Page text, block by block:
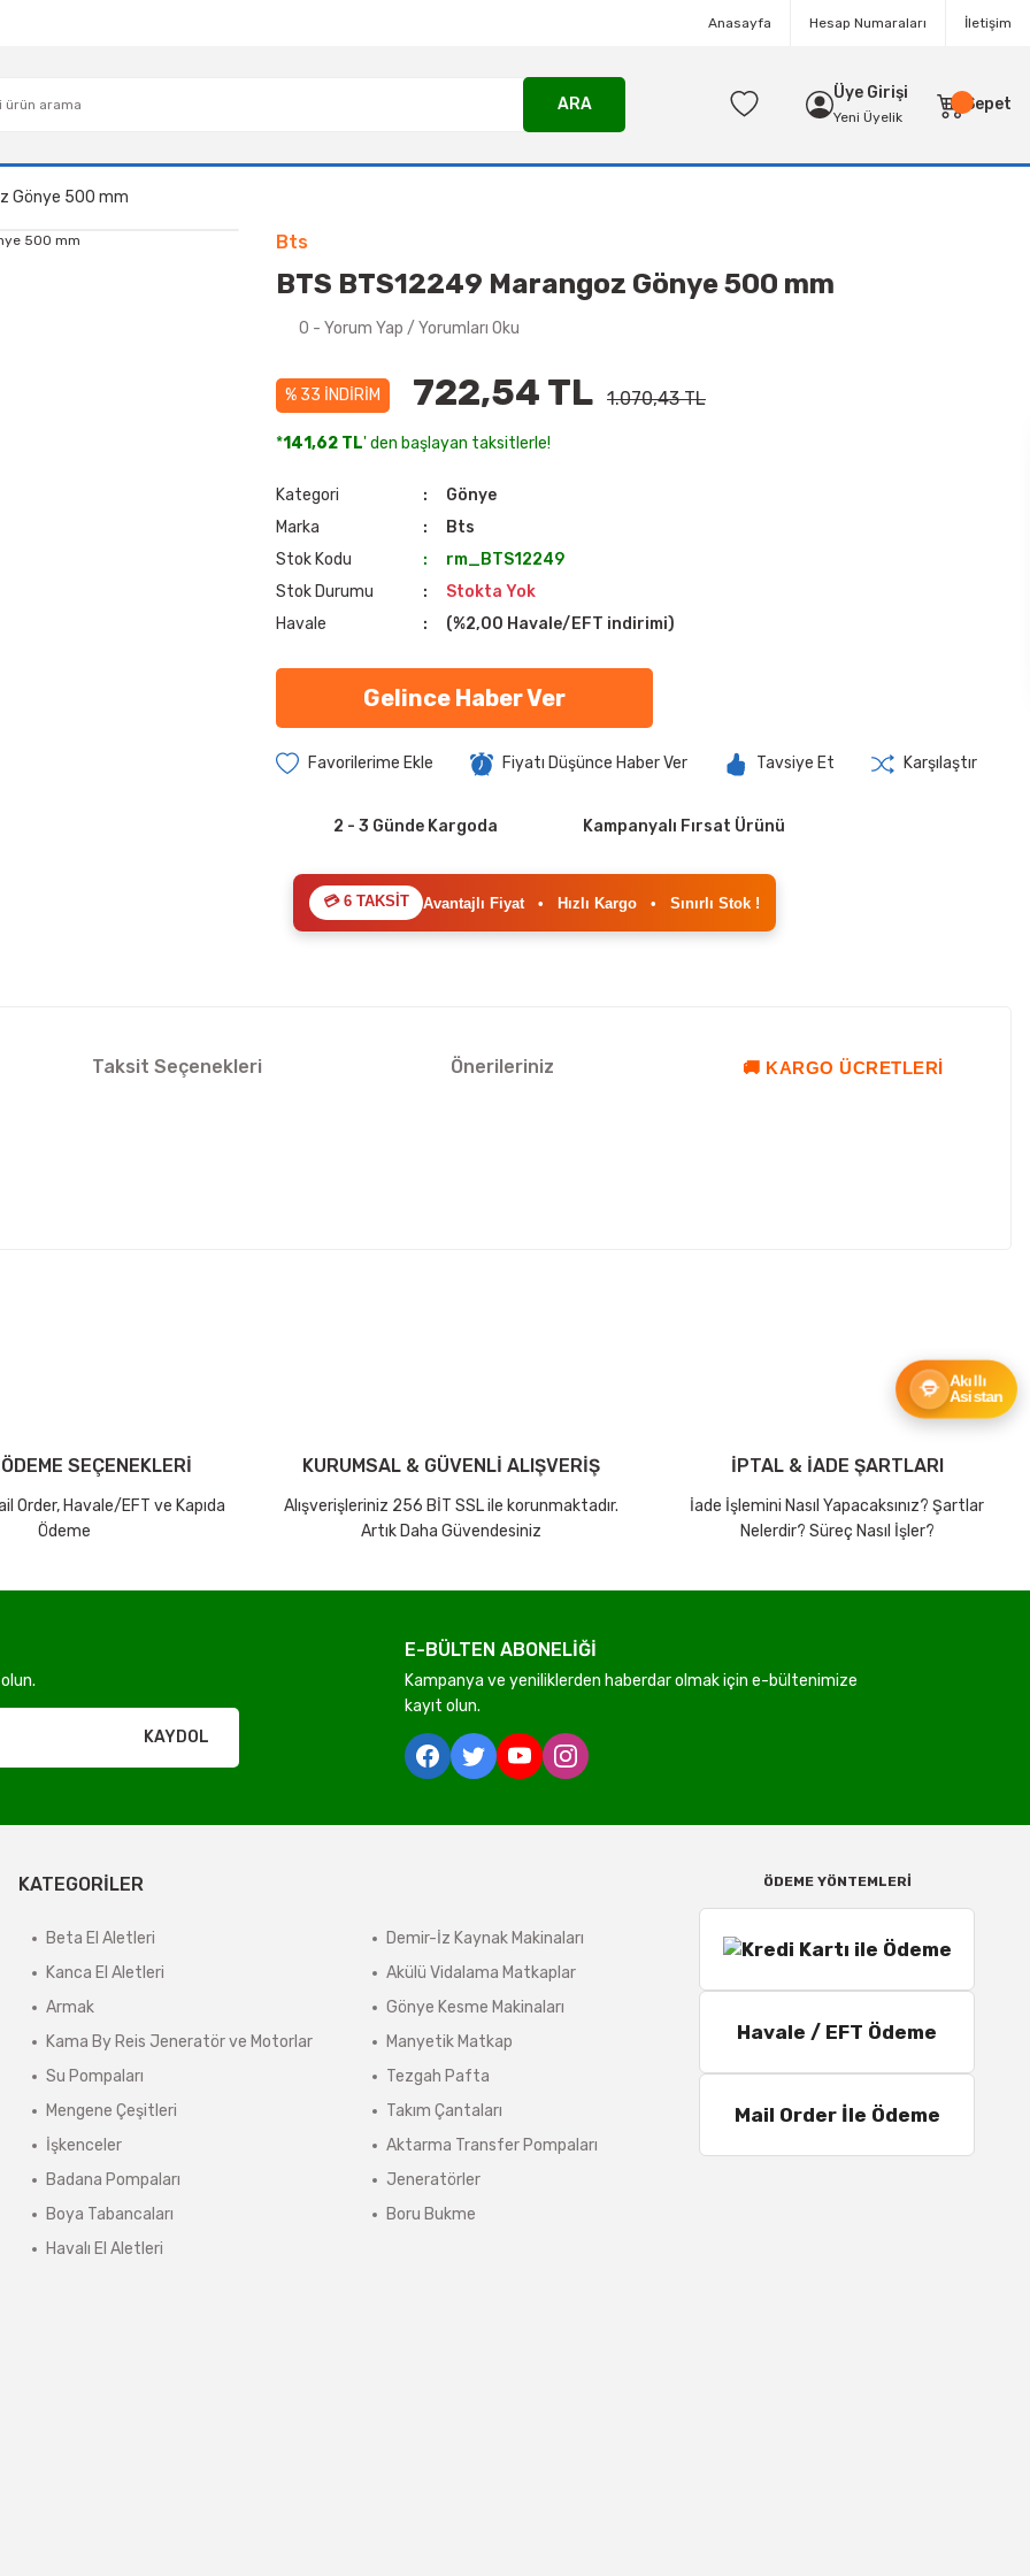
Anasayfa Hesap Numaraları İletişim
ARA
Üye Girişi
Yeni Üyelik
Sepet
Gönye 500 mm
Bts
BTS BTS12249 Marangoz Gönye 500 mm
0 - Yorum Yap / Yorumları Oku
% 33 İNDİRİM 722,54 TL 1.070,43 TL
*141,62 TL' den başlayan taksitlerle!
Kategori
Gönye
Marka
Bts
Stok Kodu
rm_BTS12249
Stok Durumu
Stokta Yok
Havale
(%2,00 Havale/EFT indirimi)
Gelince Haber Ver
Fiyatı Düşünce Haber Ver Tavsiye Et Karşılaştır
2 - 3 Günde Kargoda Kampanyalı Fırsat Ürünü
💳 6 TAKSİT Avantajlı Fiyat • Hızlı Kargo • Sınırlı Stok !
Taksit Seçenekleri Önerileriniz 🚚 KARGO ÜCRETLERI
tabidir.
kargo ücreti karşı ödemeli olarak yansıtılabilir.
sistem tarafından otomatik olarak hesaplanmaktadır.
SEÇENEKLERİ
Order, Havale/EFT ve Kapıda
Ödeme
KURUMSAL & GÜVENLİ ALIŞVERİŞ
Alışverişleriniz 256 BİT SSL ile korunmaktadır.
Artık Daha Güvendesiniz
İPTAL & İADE ŞARTLARI
İade İşlemini Nasıl Yapacaksınız? Şartlar
Nelerdir? Süreç Nasıl İşler?
KAYDOL
E-BÜLTEN ABONELİĞİ
Kampanya ve yeniliklerden haberdar olmak için e-bültenimize
kayıt olun.
KATEGORİLER
Beta El Aletleri
Kanca El Aletleri
Armak
Kama By Reis Jeneratör ve Motorlar
Su Pompaları
Mengene Çeşitleri
İşkenceler
Badana Pompaları
Boya Tabancaları
Havalı El Aletleri
Demir-İz Kaynak Makinaları
Akülü Vidalama Matkaplar
Gönye Kesme Makinaları
Manyetik Matkap
Tezgah Pafta
Takım Çantaları
Aktarma Transfer Pompaları
Jeneratörler
Boru Bukme
ÖDEME YÖNTEMLERİ
Havale / EFT Ödeme
Mail Order İle Ödeme
Akıllı
Asistan